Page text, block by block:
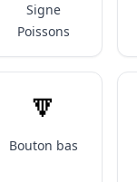
Signe
Poissons
🔽
Bouton bas